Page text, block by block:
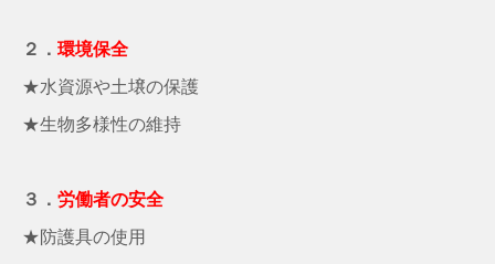
２． 環境保全
★水資源や土壌の保護
★生物多様性の維持
３． 労働者の安全
★防護具の使用